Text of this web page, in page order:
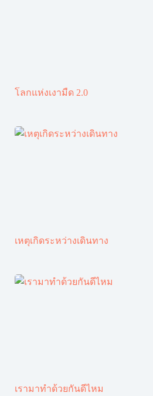
โลกแห่งเงามืด 2.0
เหตุเกิดระหว่างเดินทาง
เรามาทำด้วยกันดีไหม